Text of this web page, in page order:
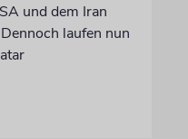
und dem Iran
laufen nun